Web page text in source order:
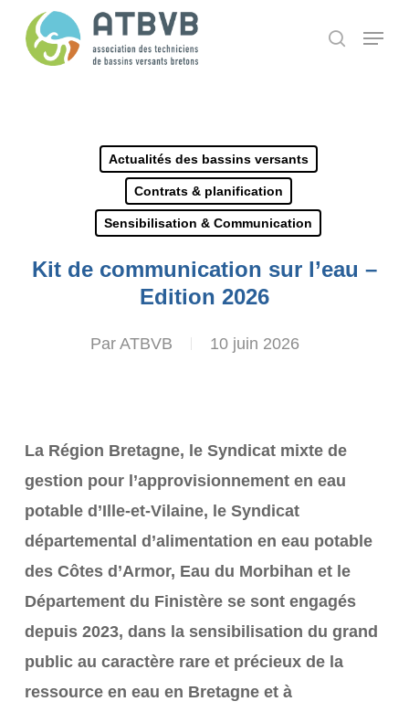
search
Menu
Actualités des bassins versants
Contrats & planification
Sensibilisation & Communication
Kit de communication sur l’eau –
Edition 2026
Par ATBVB 10 juin 2026
La Région Bretagne, le Syndicat mixte de
gestion pour l’approvisionnement en eau
potable d’Ille-et-Vilaine, le Syndicat
départemental d’alimentation en eau potable
des Côtes d’Armor, Eau du Morbihan et le
Département du Finistère se sont engagés
depuis 2023, dans la sensibilisation du grand
public au caractère rare et précieux de la
ressource en eau en Bretagne et à
Panneau de gestion des cookies